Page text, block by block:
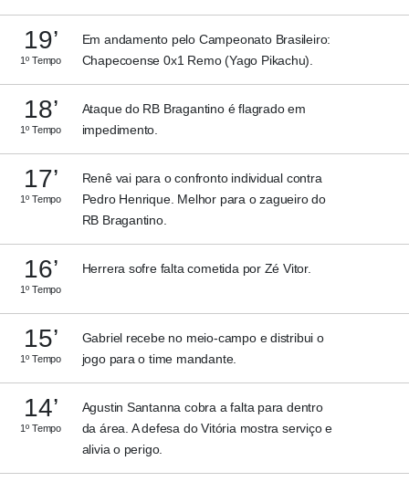
19’
1º Tempo
Em andamento pelo Campeonato Brasileiro:
Chapecoense 0x1 Remo (Yago Pikachu).
18’
1º Tempo
Ataque do RB Bragantino é flagrado em
impedimento.
17’
1º Tempo
Renê vai para o confronto individual contra
Pedro Henrique. Melhor para o zagueiro do
RB Bragantino.
16’
1º Tempo
Herrera sofre falta cometida por Zé Vitor.
15’
1º Tempo
Gabriel recebe no meio-campo e distribui o
jogo para o time mandante.
14’
1º Tempo
Agustin Santanna cobra a falta para dentro
da área. A defesa do Vitória mostra serviço e
alivia o perigo.